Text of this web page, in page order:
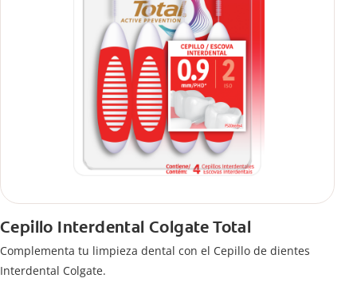
Cepillo Interdental Colgate Total
Complementa tu limpieza dental con el Cepillo de dientes
Interdental Colgate.